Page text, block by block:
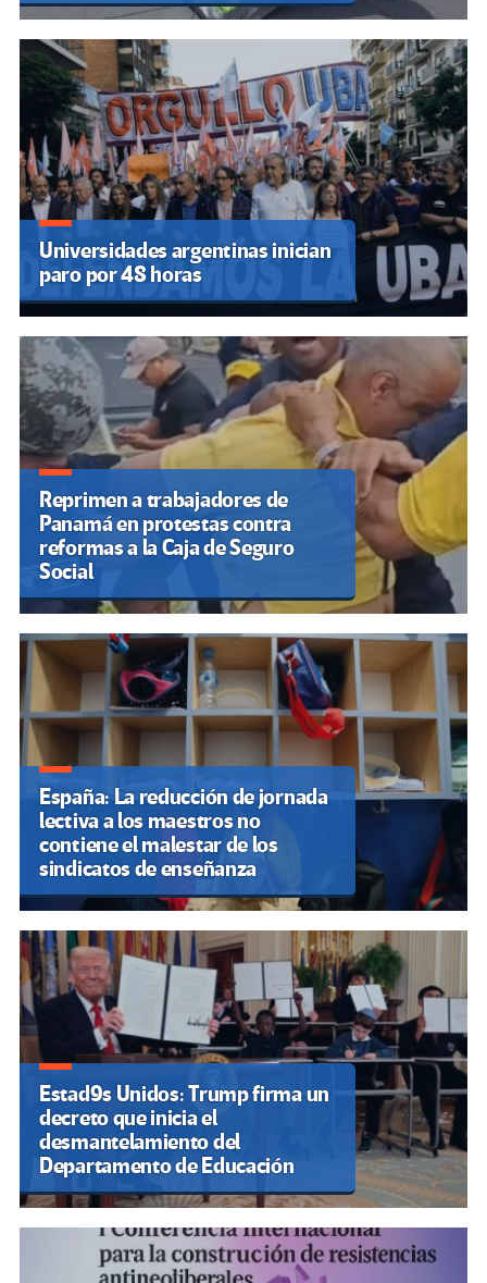
Universidades argentinas inician
paro por 48 horas
Reprimen a trabajadores de
Panamá en protestas contra
reformas a la Caja de Seguro
Social
España: La reducción de jornada
lectiva a los maestros no
contiene el malestar de los
sindicatos de enseñanza
Estad9s Unidos: Trump firma un
decreto que inicia el
desmantelamiento del
Departamento de Educación